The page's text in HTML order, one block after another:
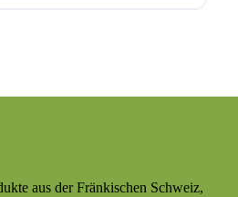
aus der Fränkischen Schweiz,